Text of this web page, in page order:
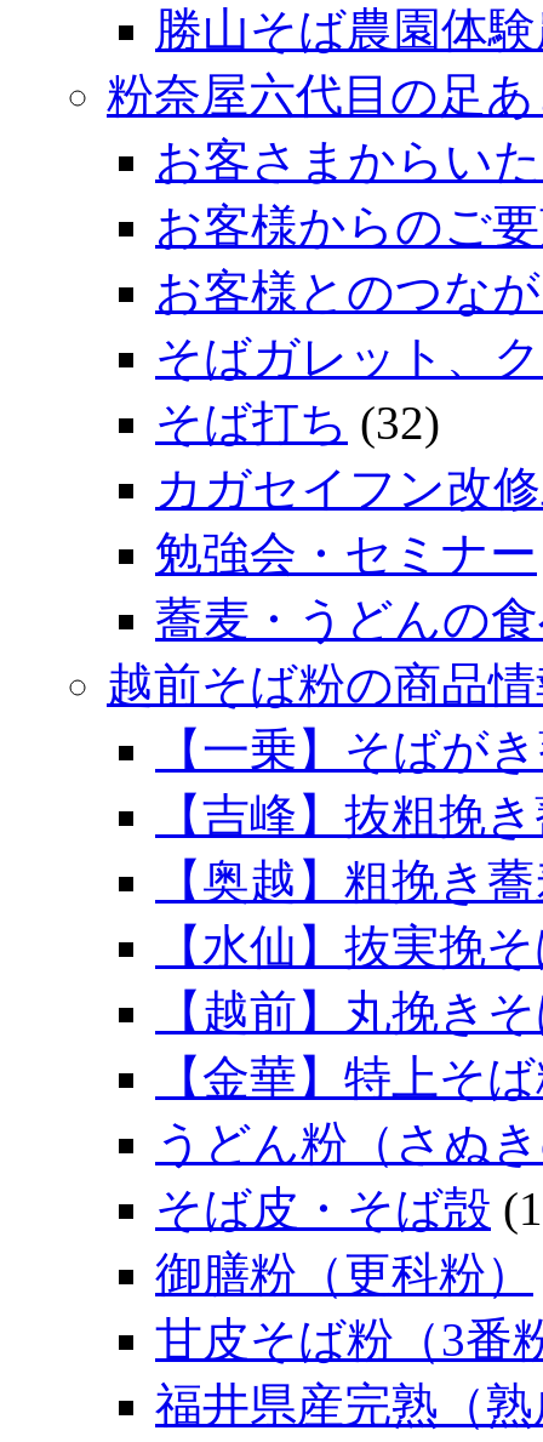
勝山そば農園体
粉奈屋六代目の足
お客さまからい
お客様からのご
お客様とのつな
そばガレット、
そば打ち (32)
カガセイフン改
勉強会・セミナー
蕎麦・うどんの
越前そば粉の商品
【一乗】そばが
【吉峰】抜粗挽
【奥越】粗挽き
【水仙】抜実挽
【越前】丸挽き
【金華】特上そ
うどん粉（さぬ
そば皮・そば殻
御膳粉（更科粉）
甘皮そば粉（3番
福井県産完熟（